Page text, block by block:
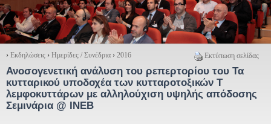
Εκτύπωση σελίδας
› Εκδηλώσεις › Ημερίδες / Συνέδρια › 2016
Ανοσογενετική ανάλυση του ρεπερτορίου του Τα
κυτταρικού υποδοχέα των κυτταροτοξικών Τ
λεμφοκυττάρων με αλληλούχιση υψηλής απόδοσης
Σεμινάρια @ ΙΝΕΒ